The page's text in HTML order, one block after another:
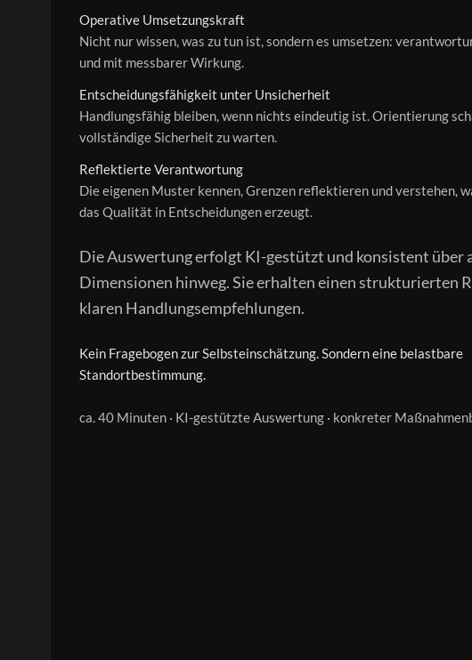
Operative Umsetzungskraft
Nicht nur wissen, was zu tun ist, sondern es umsetzen:
und mit messbarer Wirkung.
Entscheidungsfähigkeit unter Unsicherheit
Handlungsfähig bleiben, wenn nichts eindeutig ist. Orientierung
vollständige Sicherheit zu warten.
Reflektierte Verantwortung
Die eigenen Muster kennen, Grenzen reflektieren und verstehen,
das Qualität in Entscheidungen erzeugt.
Die Auswertung erfolgt KI-gestützt und konsistent über
Dimensionen hinweg. Sie erhalten einen strukturierten
klaren Handlungsempfehlungen.
Kein Fragebogen zur Selbsteinschätzung. Sondern eine belastbare
Standortbestimmung.
ca. 40 Minuten · KI-gestützte Auswertung · konkreter